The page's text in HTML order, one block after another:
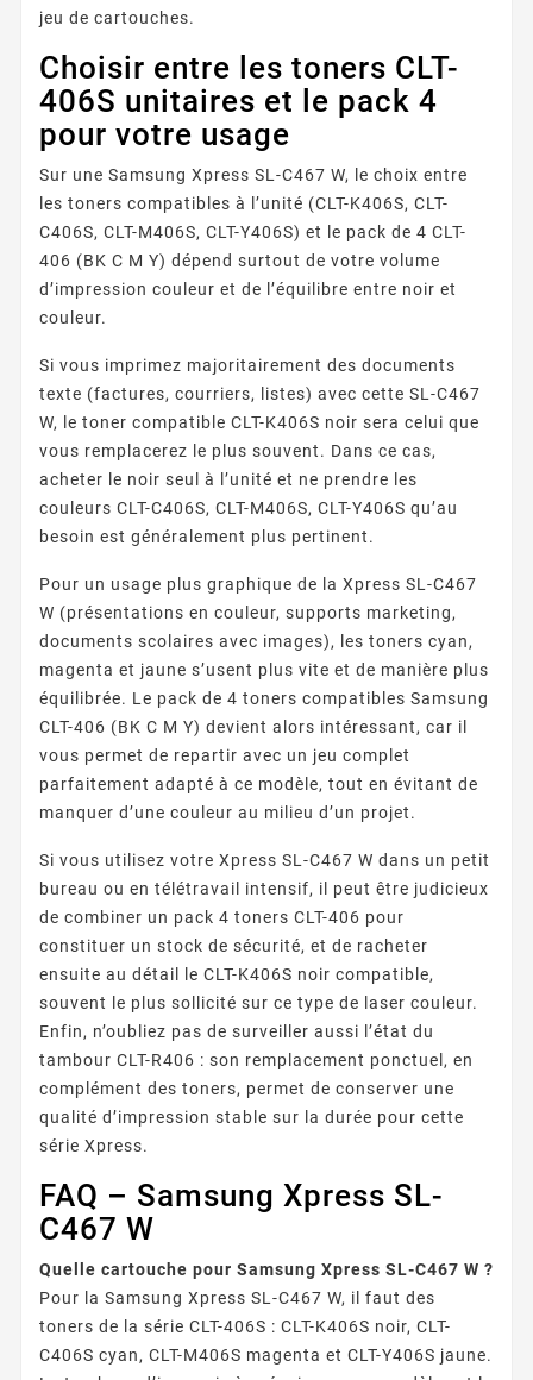
jeu de cartouches.
Choisir entre les toners CLT-
406S unitaires et le pack 4
pour votre usage
Sur une Samsung Xpress SL-C467 W, le choix entre
les toners compatibles à l’unité (CLT-K406S, CLT-
C406S, CLT-M406S, CLT-Y406S) et le pack de 4 CLT-
406 (BK C M Y) dépend surtout de votre volume
d’impression couleur et de l’équilibre entre noir et
couleur.
Si vous imprimez majoritairement des documents
texte (factures, courriers, listes) avec cette SL-C467
W, le toner compatible CLT-K406S noir sera celui que
vous remplacerez le plus souvent. Dans ce cas,
acheter le noir seul à l’unité et ne prendre les
couleurs CLT-C406S, CLT-M406S, CLT-Y406S qu’au
besoin est généralement plus pertinent.
Pour un usage plus graphique de la Xpress SL-C467
W (présentations en couleur, supports marketing,
documents scolaires avec images), les toners cyan,
magenta et jaune s’usent plus vite et de manière plus
équilibrée. Le pack de 4 toners compatibles Samsung
CLT-406 (BK C M Y) devient alors intéressant, car il
vous permet de repartir avec un jeu complet
parfaitement adapté à ce modèle, tout en évitant de
manquer d’une couleur au milieu d’un projet.
Si vous utilisez votre Xpress SL-C467 W dans un petit
bureau ou en télétravail intensif, il peut être judicieux
de combiner un pack 4 toners CLT-406 pour
constituer un stock de sécurité, et de racheter
ensuite au détail le CLT-K406S noir compatible,
souvent le plus sollicité sur ce type de laser couleur.
Enfin, n’oubliez pas de surveiller aussi l’état du
tambour CLT-R406 : son remplacement ponctuel, en
complément des toners, permet de conserver une
qualité d’impression stable sur la durée pour cette
série Xpress.
FAQ – Samsung Xpress SL-
C467 W
Quelle cartouche pour Samsung Xpress SL-C467 W ?
Pour la Samsung Xpress SL-C467 W, il faut des
toners de la série CLT-406S : CLT-K406S noir, CLT-
C406S cyan, CLT-M406S magenta et CLT-Y406S jaune.